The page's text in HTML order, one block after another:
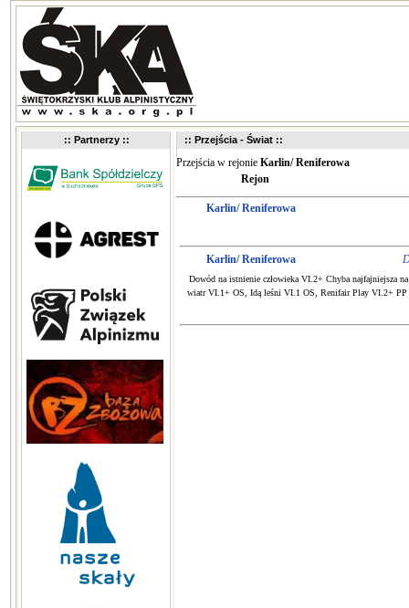
:: Partnerzy :: :: Przejścia - Świat ::
Przejścia w rejonie Karlin/ Reniferowa
Rejon
Karlin/ Reniferowa
Karlin/ Reniferowa
Dowód na istnienie człowieka VI.2+ Chyba najfajniejsza
wiatr VI.1+ OS, Idą leśni VI.1 OS, Renifair Play VI.2+